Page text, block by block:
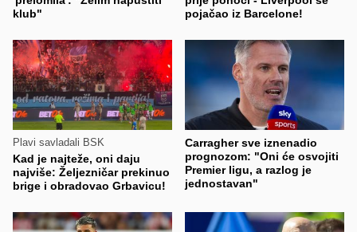
klub"
pojačao iz Barcelone!
Plavi savladali BSK
Kad je najteže, oni daju
najviše: Željezničar prekinuo
brige i obradovao Grbavicu!
Carragher sve iznenadio
prognozom: "Oni će osvojiti
Premier ligu, a razlog je
jednostavan"